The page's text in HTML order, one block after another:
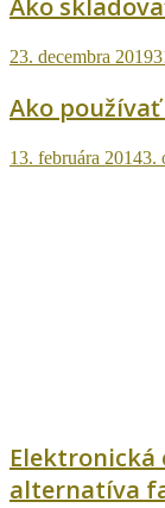
Ako
23. decembra 2019
Ako
13. februára 20143.
Elektronická
alternatíva